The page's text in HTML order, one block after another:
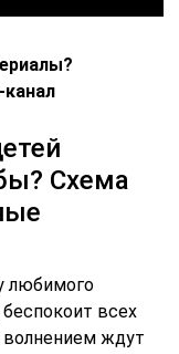
Схема
любимого
всех
волнением ждут